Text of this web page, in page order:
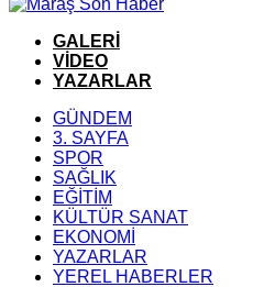
GALERİ
VİDEO
YAZARLAR
GÜNDEM
3. SAYFA
SPOR
SAĞLIK
EĞİTİM
KÜLTÜR SANAT
EKONOMİ
YAZARLAR
YEREL HABERLER